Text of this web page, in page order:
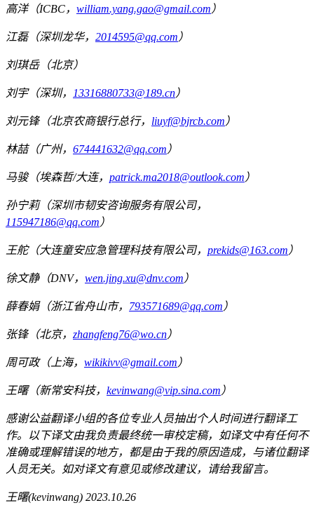
高洋（ICBC， william.yang.gao@gmail.com）
江磊（深圳龙华， 2014595@qq.com）
刘琪岳（北京）
刘宇（深圳， 13316880733@189.cn）
刘元锋（北京农商银行总行， liuyf@bjrcb.com）
林喆（广州， 674441632@qq.com）
马骏（埃森哲/大连， patrick.ma2018@outlook.com）
孙宁莉（深圳市韧安咨询服务有限公司，
115947186@qq.com）
王舵（大连童安应急管理科技有限公司， prekids@163.com）
徐文静（DNV， wen.jing.xu@dnv.com）
薛春娟（浙江省舟山市， 793571689@qq.com）
张锋（北京， zhangfeng76@wo.cn）
周可政（上海， wikikivv@gmail.com）
王曙（新常安科技， kevinwang@vip.sina.com）
感谢公益翻译小组的各位专业人员抽出个人时间进行翻译工
作。以下译文由我负责最终统一审校定稿，如译文中有任何不
准确或理解错误的地方，都是由于我的原因造成，与诸位翻译
人员无关。如对译文有意见或修改建议，请给我留言。
王曙(kevinwang) 2023.10.26